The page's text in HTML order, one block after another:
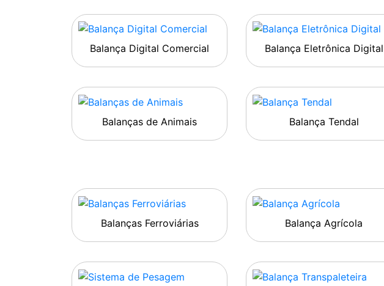
Balança Digital Comercial Balança Eletrônica Digital
Balanças de Animais
Balança Tendal
Balanças Ferroviárias Balança Agrícola